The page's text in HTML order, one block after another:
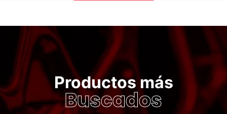
Productos más
Buscados